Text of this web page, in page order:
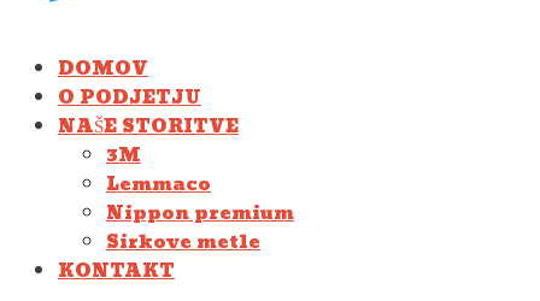
DOMOV
O PODJETJU
NAŠE STORITVE
3M
Lemmaco
Nippon premium
Sirkove metle
KONTAKT